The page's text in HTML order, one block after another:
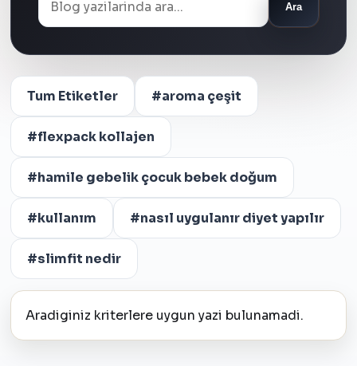
Ara
Tum Etiketler #aroma çeşit
#flexpack kollajen
#hamile gebelik çocuk bebek doğum
#kullanım #nasıl uygulanır diyet yapılır
#slimfit nedir
Aradiginiz kriterlere uygun yazi bulunamadi.